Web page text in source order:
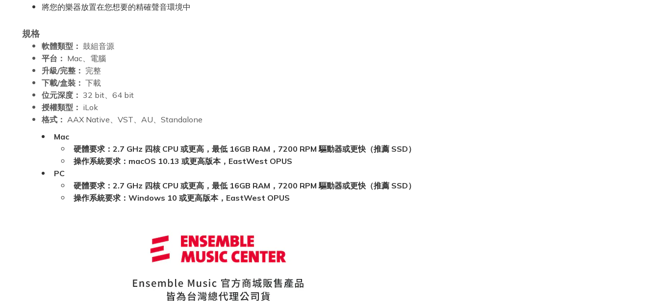
將您的樂器放置在您想要的精確聲音環境中
規格
軟體類型： 鼓組音源
平台： Mac、電腦
升級/完整： 完整
下載/盒裝： 下載
位元深度： 32 bit、64 bit
授權類型： iLok
格式： AAX Native、VST、AU、Standalone
Mac
硬體要求： 2.7 GHz 四核 CPU 或更高，最低 16GB RAM，7200 RPM 驅動器或更快（推薦 SSD）
操作系統要求： macOS 10.13 或更高版本，EastWest OPUS
PC
硬體要求： 2.7 GHz 四核 CPU 或更高，最低 16GB RAM，7200 RPM 驅動器或更快（推薦 SSD）
操作系統要求：Windows 10 或更高版本，EastWest OPUS